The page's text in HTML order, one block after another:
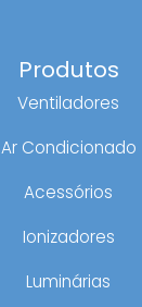
Produtos
Ventiladores
Ar Condicionado
Acessórios
Ionizadores
Luminárias